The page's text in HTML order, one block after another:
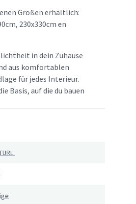
Größen erhältlich:
230x330cm en
in dein Zuhause
aus komfortablen
für jedes Interieur.
Basis, auf die du bauen